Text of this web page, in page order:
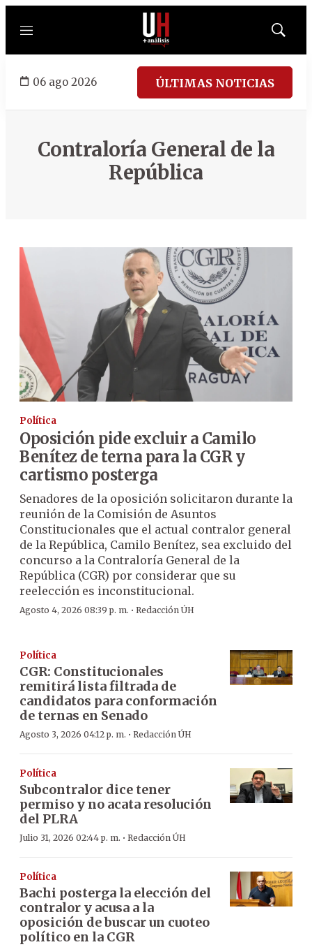
Menú
Mostrar
06 ago 2026 ÚLTIMAS NOTICIAS
Contraloría General de la
República
Política
Oposición pide excluir a Camilo
Benítez de terna para la CGR y
cartismo posterga
Senadores de la oposición solicitaron durante la
reunión de la Comisión de Asuntos
Constitucionales que el actual contralor general
de la República, Camilo Benítez, sea excluido del
concurso a la Contraloría General de la
República (CGR) por considerar que su
reelección es inconstitucional.
Agosto 4, 2026 08:39 p. m. · Redacción ÚH
Política
CGR: Constitucionales
remitirá lista filtrada de
candidatos para conformación
de ternas en Senado
Agosto 3, 2026 04:12 p. m. · Redacción ÚH
Política
Subcontralor dice tener
permiso y no acata resolución
del PLRA
Julio 31, 2026 02:44 p. m. · Redacción ÚH
Política
Bachi posterga la elección del
contralor y acusa a la
oposición de buscar un cuoteo
político en la CGR